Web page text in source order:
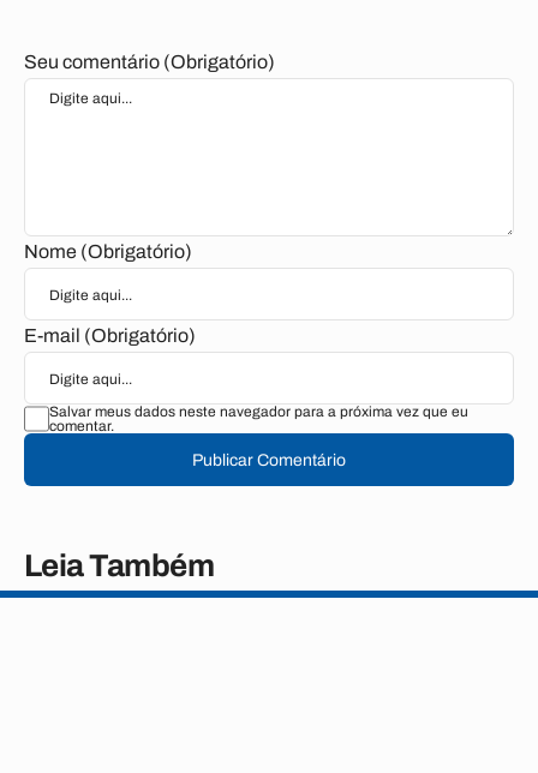
Seu comentário (Obrigatório)
Nome (Obrigatório)
E-mail (Obrigatório)
Salvar meus dados neste navegador para a próxima vez que eu
comentar.
Publicar Comentário
Leia Também